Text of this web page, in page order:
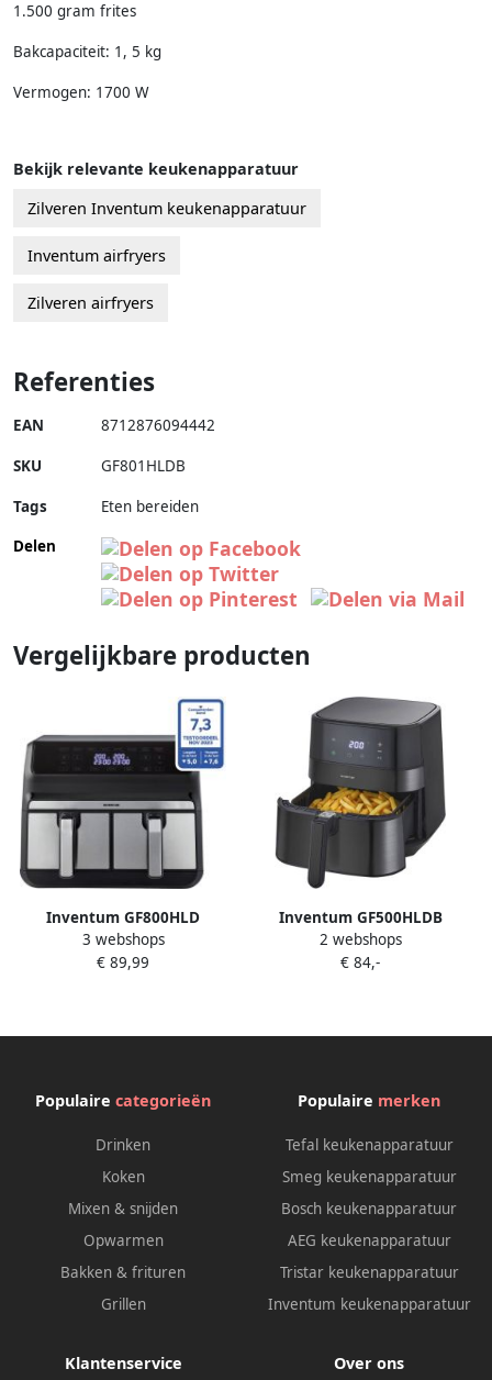
1.500 gram frites
Bakcapaciteit: 1, 5 kg
Vermogen: 1700 W
Bekijk relevante keukenapparatuur
Zilveren Inventum keukenapparatuur
Inventum airfryers
Zilveren airfryers
Referenties
EAN 8712876094442
SKU GF801HLDB
Tags
Eten bereiden
Delen
Vergelijkbare producten
Inventum GF800HLD
Dubbele airfryer Hetelucht
friteuse 2 x 4 liter 8
PFAS vrij 1700 watt Zwart
3 webshops
€ 89,99
Inventum GF500HLDB
Airfryer Hetelucht friteuse 5
liter 8 automatische
2 webshops
€ 84,-
Populaire categorieën
Drinken
Koken
Mixen & snijden
Opwarmen
Bakken & frituren
Grillen
Populaire merken
Tefal keukenapparatuur
Smeg keukenapparatuur
Bosch keukenapparatuur
AEG keukenapparatuur
Tristar keukenapparatuur
Inventum keukenapparatuur
Klantenservice Over ons